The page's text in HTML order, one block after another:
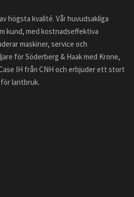
högsta kvalité. Vår huvudsakliga
kund, med kostnadseffektiva
maskiner, service och
för Söderberg & Haak med Krone,
IH från CNH och erbjuder ett stort
lantbruk.